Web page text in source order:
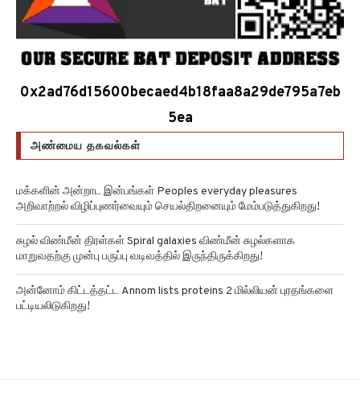
0x2ad76d15600becaed4b18faa8a29de795a7eb
5ea
அண்மைய தகவல்கள்
மக்களின் அன்றாட இன்பங்கள் Peoples everyday pleasures
அறிவாற்றல் விழிப்புணர்வையும் செயல்திறனையும் மேம்படுத்துகிறது!
சுழல் விண்மீன் திரள்கள் Spiral galaxies விண்மீன் சுழல்களாக
மாறுவதற்கு முன்பு பருப்பு வடிவத்தில் இருந்திருக்கிறது!
அன்னோம் கிட்டத்தட்ட Annom lists proteins 2 மில்லியன் புரதங்களை
பட்டியலிடுகிறது!